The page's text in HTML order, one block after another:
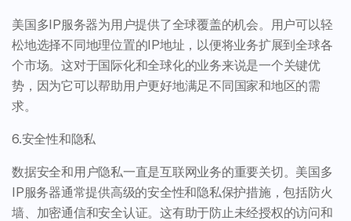
美国多IP服务器为用户提供了全球覆盖的机会。用户可以轻
松地选择不同地理位置的IP地址，以便将业务扩展到全球各
个市场。这对于国际化和全球化的业务来说是一个关键优
势，因为它可以帮助用户更好地满足不同国家和地区的需
求。
6.安全性和隐私
数据安全和用户隐私一直是互联网业务的重要关切。美国多
IP服务器通常提供高级的安全性和隐私保护措施，包括防火
墙、加密通信和安全认证。这有助于防止未经授权的访问和